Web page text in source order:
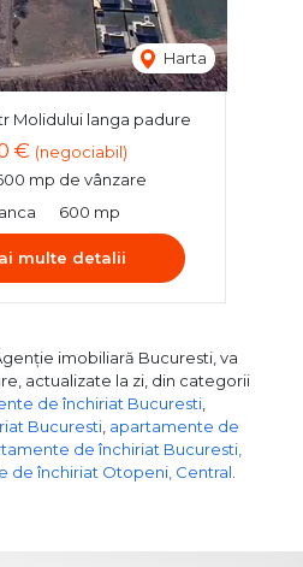
Harta
Molidului langa padure
€ (negociabil)
mp de vânzare
600 mp
multe detalii
imobiliară Bucuresti, va
actualizate la zi, din categorii
de închiriat Bucuresti,
Bucuresti, apartamente de
de închiriat Bucuresti,
de închiriat Otopeni, Central